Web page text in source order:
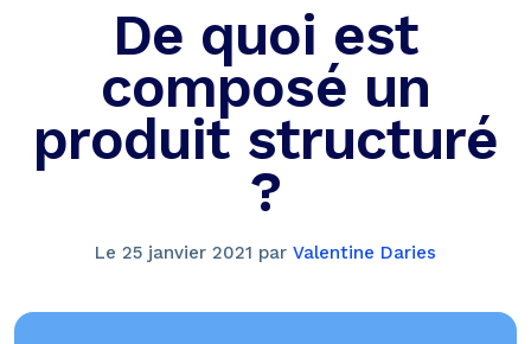
De quoi est
composé un
produit structuré
?
Le 25 janvier 2021 par Valentine Daries